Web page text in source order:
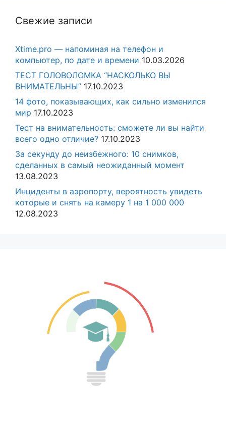
Свежие записи
Xtime.pro — напоминая на телефон и
компьютер, по дате и времени 10.03.2026
ТЕСТ ГОЛОВОЛОМКА “НАСКОЛЬКО ВЫ
ВНИМАТЕЛЬНЫ” 17.10.2023
14 фото, показывающих, как сильно изменился
мир 17.10.2023
Тест на внимательность: сможете ли вы найти
всего одно отличие? 17.10.2023
За секунду до неизбежного: 10 снимков,
сделанных в самый неожиданный момент
13.08.2023
Инциденты в аэропорту, вероятность увидеть
которые и снять на камеру 1 на 1 000 000
12.08.2023